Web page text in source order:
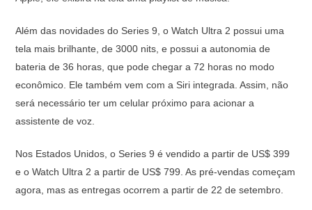
Além das novidades do Series 9, o Watch Ultra 2 possui uma
tela mais brilhante, de 3000 nits, e possui a autonomia de
bateria de 36 horas, que pode chegar a 72 horas no modo
econômico. Ele também vem com a Siri integrada. Assim, não
será necessário ter um celular próximo para acionar a
assistente de voz.
Nos Estados Unidos, o Series 9 é vendido a partir de US$ 399
e o Watch Ultra 2 a partir de US$ 799. As pré-vendas começam
agora, mas as entregas ocorrem a partir de 22 de setembro.